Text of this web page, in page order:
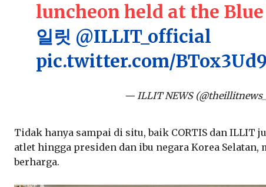
luncheon held at the Blue
일릿 @ILLIT_official
pic.twitter.com/
— ILLIT NEWS
Tidak hanya sampai di situ, baik CORTIS dan ILLIT
atlet hingga presiden dan ibu negara Korea Selatan,
berharga.